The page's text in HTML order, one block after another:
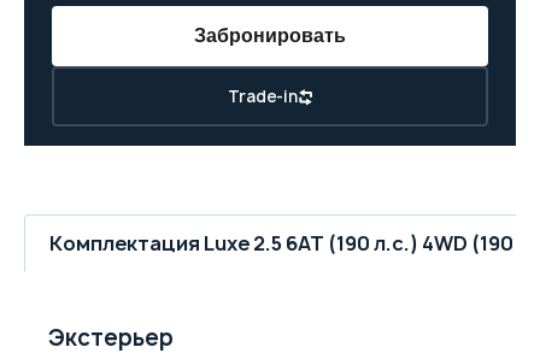
Trade-in
Забронировать
Комплектация Luxe 2.5 6AT (190 л.с.) 4WD (190
Экстерьер